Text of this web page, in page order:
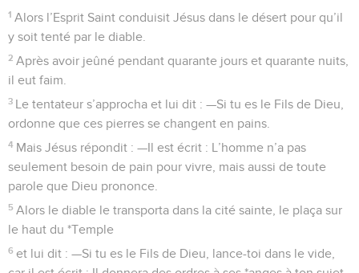
1 Alors l’Esprit Saint conduisit Jésus dans le désert pour qu’il
y soit tenté par le diable.
2 Après avoir jeûné pendant quarante jours et quarante nuits,
il eut faim.
3 Le tentateur s’approcha et lui dit : —Si tu es le Fils de Dieu,
ordonne que ces pierres se changent en pains.
4 Mais Jésus répondit : —Il est écrit : L’homme n’a pas
seulement besoin de pain pour vivre, mais aussi de toute
parole que Dieu prononce.
5 Alors le diable le transporta dans la cité sainte, le plaça sur
le haut du *Temple
6 et lui dit : —Si tu es le Fils de Dieu, lance-toi dans le vide,